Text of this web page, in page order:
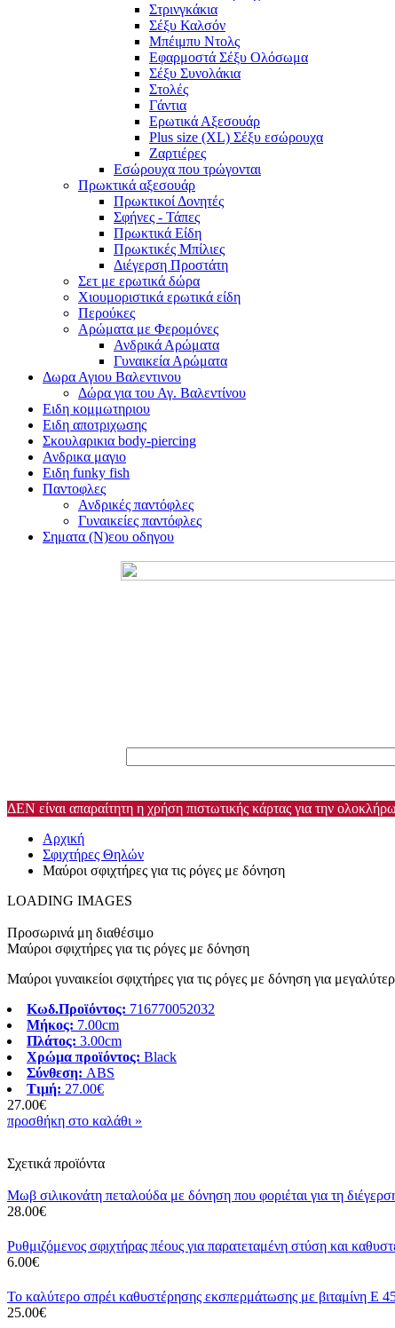
Στρινγκάκια
Σέξυ Καλσόν
Μπέιμπυ Ντολς
Εφαρμοστά Σέξυ Ολόσωμα
Σέξυ Συνολάκια
Στολές
Γάντια
Ερωτικά Αξεσουάρ
Plus size (XL) Σέξυ εσώρουχα
Ζαρτιέρες
Εσώρουχα που τρώγονται
Πρωκτικά αξεσουάρ
Πρωκτικοί Δονητές
Σφήνες - Τάπες
Πρωκτικά Είδη
Πρωκτικές Μπίλιες
Διέγερση Προστάτη
Σετ με ερωτικά δώρα
Χιουμοριστικά ερωτικά είδη
Περούκες
Αρώματα με Φερομόνες
Ανδρικά Αρώματα
Γυναικεία Αρώματα
Δωρα Αγιου Βαλεντινου
Δώρα για του Αγ. Βαλεντίνου
Ειδη κομμωτηριου
Ειδη αποτριχωσης
Σκουλαρικια body-piercing
Ανδρικα μαγιο
Ειδη funky fish
Παντοφλες
Ανδρικές παντόφλες
Γυναικείες παντόφλες
Σηματα (Ν)εου οδηγου
ΔΕΝ είναι απαραίτητη η χρήση πιστωτικής κάρτας για την
Αρχική
Σφιχτήρες Θηλών
Μαύροι σφιχτήρες για τις ρόγες με δόνηση
LOADING IMAGES
Προσωρινά μη διαθέσιμο
Μαύροι σφιχτήρες για τις ρόγες με δόνηση
Μαύροι γυναικείοι σφιχτήρες για τις ρόγες με δόνηση για
Κωδ.Προϊόντος: 716770052032
Μήκος: 7.00cm
Πλάτος: 3.00cm
Χρώμα προϊόντος: Black
Σύνθεση: ABS
Τιμή: 27.00€
27.00€
προσθήκη στο καλάθι »
Σχετικά προϊόντα
Μωβ σιλικονάτη πεταλούδα με δόνηση που φοριέται για τη
28.00€
Ρυθμιζόμενος σφιχτήρας πέους για παρατεταμένη στύση και
6.00€
Το καλύτερο σπρέι καθυστέρησης εκσπερμάτωσης με βιταμίνη Ε
25.00€